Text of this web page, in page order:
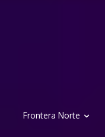
Frontera Norte